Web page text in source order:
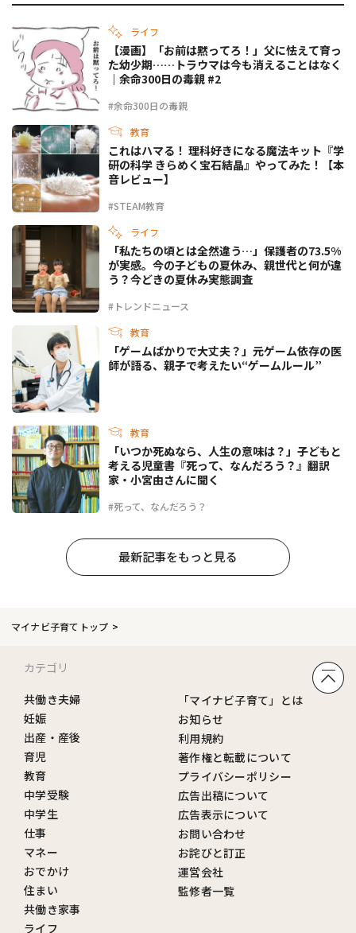
ライフ
#余命300日の毒親
【漫画】「お前は黙ってろ！」父に怯えて育っ
た幼少期……トラウマは今も消えることはなく
｜余命300日の毒親 #2
教育
#STEAM教育
これはハマる！ 理科好きになる魔法キット『学
研の科学 きらめく宝石結晶』やってみた！【本
音レビュー】
ライフ
#トレンドニュース
「私たちの頃とは全然違う…」保護者の73.5%
が実感。今の子どもの夏休み、親世代と何が違
う？今どきの夏休み実態調査
教育
「ゲームばかりで大丈夫？」元ゲーム依存の医
師が語る、親子で考えたい“ゲームルール”
教育
#死って、なんだろう？
「いつか死ぬなら、人生の意味は？」子どもと
考える児童書『死って、なんだろう？』翻訳
家・小宮由さんに聞く
最新記事をもっと見る
マイナビ子育てトップ
カテゴリ
共働き夫婦
妊娠
出産・産後
育児
教育
中学受験
中学生
仕事
マネー
おでかけ
住まい
共働き家事
ライフ
「マイナビ子育て」とは
お知らせ
利用規約
著作権と転載について
プライバシーポリシー
広告出稿について
広告表示について
お問い合わせ
お詫びと訂正
運営会社
監修者一覧